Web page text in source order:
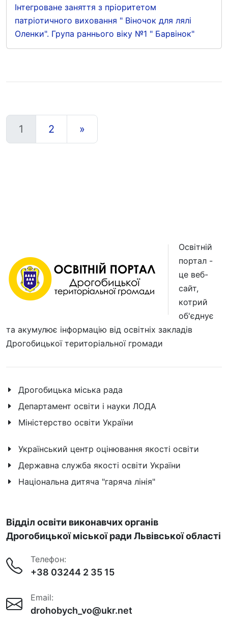
Інтегроване заняття з пріоритетом
патріотичного виховання " Віночок для лялі
Оленки". Група раннього віку №1 " Барвінок"
1 2 »
Освітній
портал -
це веб-
сайт,
котрий
об'єднує
та акумулює інформацію від освітніх закладів
Дрогобицької територіальної громади
Дрогобицька міська рада
Департамент освіти і науки ЛОДА
Міністерство освіти України
Український центр оцінювання якості освіти
Державна служба якості освіти України
Національна дитяча "гаряча лінія"
Відділ освіти виконавчих органів
Дрогобицької міської ради Львівської області
Телефон:
+38 03244 2 35 15
Email:
drohobych_vo@ukr.net